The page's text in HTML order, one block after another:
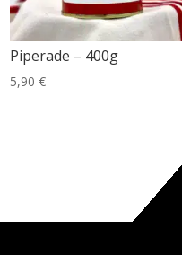
Piperade – 400g
5,90€